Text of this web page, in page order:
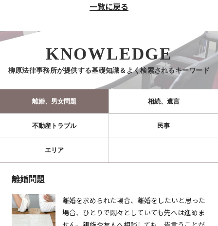
一覧に戻る
KNOWLEDGE
柳原法律事務所が提供する基礎知識＆よく検索されるキーワード
離婚、男女問題 相続、遺言
不動産トラブル 民事
エリア
離婚問題
離婚を求められた場合、離婚をしたいと思った
場合、ひとりで悶々としていても先へは進めま